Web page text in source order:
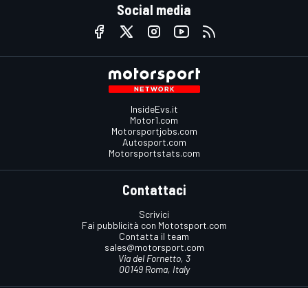
Social media
InsideEvs.it
Motor1.com
Motorsportjobs.com
Autosport.com
Motorsportstats.com
Contattaci
Scrivici
Fai pubblicità con Mototsport.com
Contatta il team
sales@motorsport.com
Via del Fornetto, 3
00149 Roma, Italy